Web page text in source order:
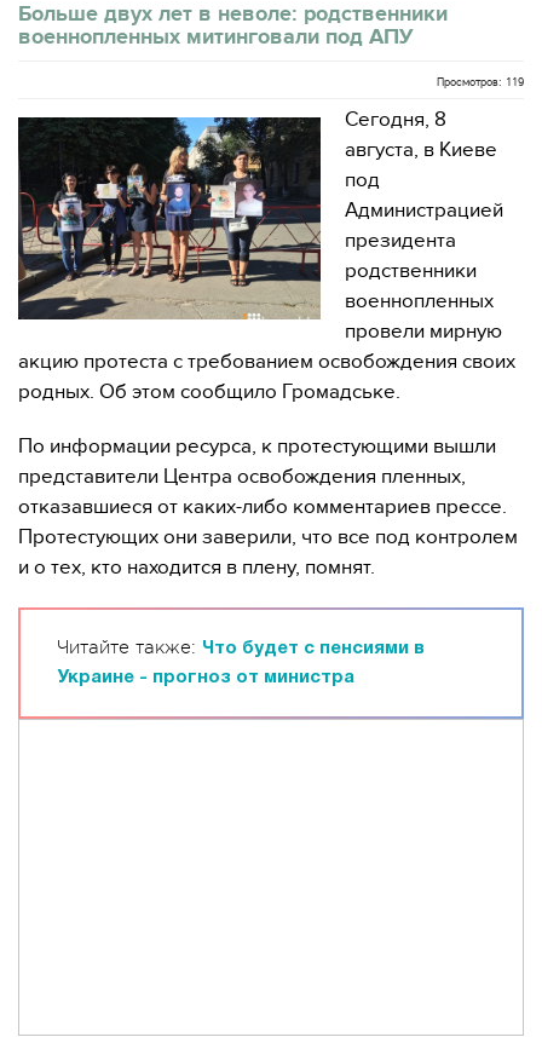
Больше двух лет в неволе: родственники
военнопленных митинговали под АПУ
Просмотров: 119
Сегодня, 8
августа, в Киеве
под
Администрацией
президента
родственники
военнопленных
провели мирную
акцию протеста с требованием освобождения своих
родных. Об этом сообщило Громадське.
По информации ресурса, к протестующими вышли
представители Центра освобождения пленных,
отказавшиеся от каких-либо комментариев прессе.
Протестующих они заверили, что все под контролем
и о тех, кто находится в плену, помнят.
Читайте также: Что будет с пенсиями в
Украине - прогноз от министра